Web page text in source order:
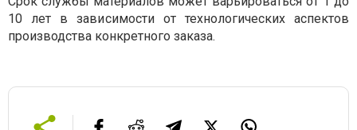
10 лет в зависимости от технологических аспектов
производства конкретного заказа.